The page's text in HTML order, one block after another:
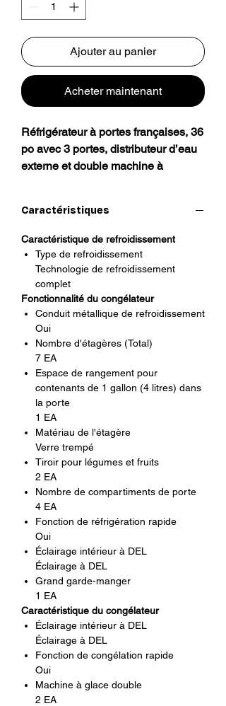
Ajouter au panier
Acheter maintenant
Réfrigérateur à portes françaises, 36
po avec 3 portes, distributeur d’eau
externe et double machine à
Spécifications
Aperçu
Type de refroidissement
Technologie de refroidissement
complet
Poids net (kg)
139
Capacité
Total net (pi³)
30.5
Capacité nette du congélateur
(pi³)
9.2
Capacité nette du réfrigérateur
(pi³)
21.3
Caractéristiques physiques
Dimensions nettes (L x H x P)
(po)
35 3/4 x 70 x 36 2/8
Largeur nette (po)
35.75
Hauteur nette du corps avec
charnière
Caractéristiques
Caractéristique de refroidissement
Type de refroidissement
Technologie de refroidissement
complet
Fonctionnalité du congélateur
Conduit métallique de refroidissement
Oui
Nombre d'étagères (Total)
7 EA
Espace de rangement pour
contenants de 1 gallon (4 litres) dans
la porte
1 EA
Matériau de l'étagère
Verre trempé
Tiroir pour légumes et fruits
2 EA
Nombre de compartiments de porte
4 EA
Fonction de réfrigération rapide
Oui
Éclairage intérieur à DEL
Éclairage à DEL
Grand garde-manger
1 EA
Caractéristique du congélateur
Éclairage intérieur à DEL
Éclairage à DEL
Fonction de congélation rapide
Oui
Machine à glace double
2 EA